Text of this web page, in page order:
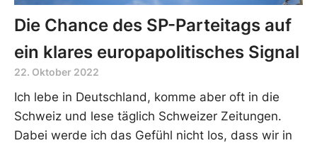
Die Chance des SP-Parteitags auf
ein klares europapolitisches Signal
22. Oktober 2022
Ich lebe in Deutschland, komme aber oft in die
Schweiz und lese täglich Schweizer Zeitungen.
Dabei werde ich das Gefühl nicht los, dass wir in